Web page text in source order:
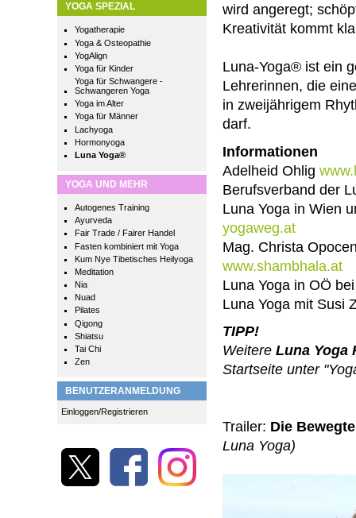
YOGA SPEZIAL
Yogatherapie
Yoga & Osteopathie
YogAlign
Yoga für Kinder
Yoga für Schwangere -
Schwangeren Yoga
Yoga im Alter
Yoga für Männer
Lachyoga
Hormonyoga
Luna Yoga®
YOGA UND MEHR
Autogenes Training
Ayurveda
Fair Trade / Fairer Handel
Fasten kombiniert mit Yoga
Kum Nye Tibetisches Heilyoga
Meditation
Nia
Nuad
Pilates
Qigong
Shiatsu
Tai Chi
Zen
BENUTZERANMELDUNG
Einloggen/Registrieren
wird angeregt;
Kreativität kommt
Luna-Yoga® ist ein
Lehrerinnen, die
in zweijährigem
darf.
Informationen
Adelheid Ohlig
Berufsverband der
Luna Yoga in Wien
yogaweg.at
Mag. Christa
www.shambhala.at
Luna Yoga in OÖ
Luna Yoga mit Susi
TIPP!
Weitere Luna Yoga
Startseite unter
Trailer: Die
Luna Yoga)